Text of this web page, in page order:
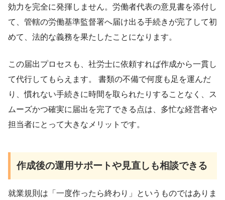
効力を完全に発揮しません。労働者代表の意見書を添付し
て、管轄の労働基準監督署へ届け出る手続きが完了して初
めて、法的な義務を果たしたことになります。
この届出プロセスも、社労士に依頼すれば作成から一貫し
て代行してもらえます。 書類の不備で何度も足を運んだ
り、慣れない手続きに時間を取られたりすることなく、ス
ムーズかつ確実に届出を完了できる点は、多忙な経営者や
担当者にとって大きなメリットです。
作成後の運用サポートや見直しも相談できる
就業規則は「一度作ったら終わり」というものではありま